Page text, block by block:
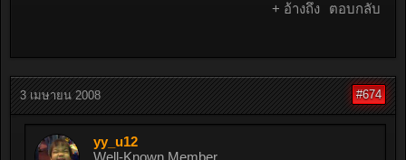
+ อ้างถึง ตอบกลับ
3 เมษายน 2008 #674
yy_u12
Well-Known Member